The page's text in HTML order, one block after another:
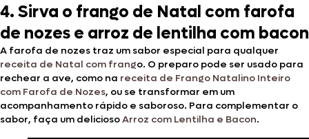
4. Sirva o frango de Natal com farofa
de nozes e arroz de lentilha com bacon
A farofa de nozes traz um sabor especial para qualquer
receita de Natal com frango. O preparo pode ser usado para
rechear a ave, como na receita de Frango Natalino Inteiro
com Farofa de Nozes, ou se transformar em um
acompanhamento rápido e saboroso. Para complementar o
sabor, faça um deliciosoArroz com Lentilha e Bacon.